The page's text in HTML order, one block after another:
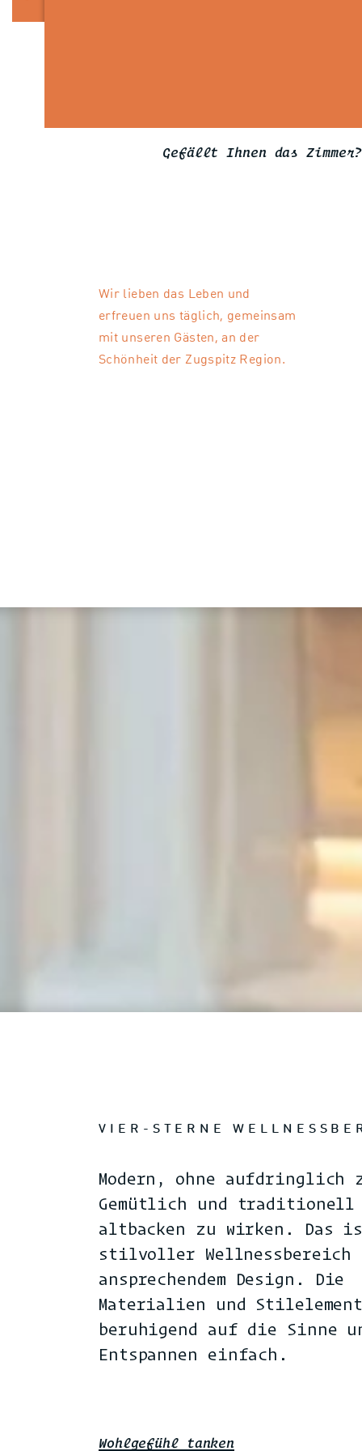
21.02.27-07.03.27
Gefällt Ihnen das Zimmer?
Wir lieben das Leben und
erfreuen uns täglich, gemeinsam
mit unseren Gästen, an der
Schönheit der Zugspitz Region.
VIER-STERNE
Modern, ohne aufdringlich
Gemütlich und traditionell
altbacken zu wirken. Das
stilvoller Wellnessbereich
ansprechendem Design. Die
Materialien und
beruhigend auf die Sinne
Entspannen einfach.
Wohlgefühl tanken